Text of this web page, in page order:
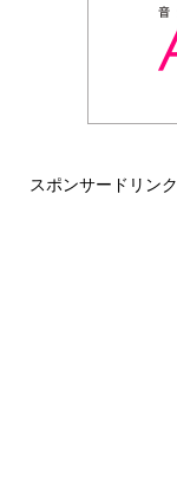
スポンサードリンク